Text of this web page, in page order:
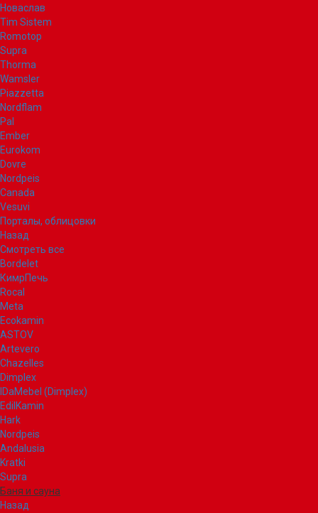
Новаслав
Tim Sistem
Romotop
Supra
Thorma
Wamsler
Piazzetta
Nordflam
Pal
Ember
Eurokom
Dovre
Nordpeis
Canada
Vesuvi
Порталы, облицовки
Назад
Смотреть все
Bordelet
КимрПечь
Rocal
Meta
Ecokamin
ASTOV
Artevero
Chazelles
Dimplex
IDaMebel (Dimplex)
EdilKamin
Hark
Nordpeis
Andalusia
Kratki
Supra
Баня и сауна
Назад